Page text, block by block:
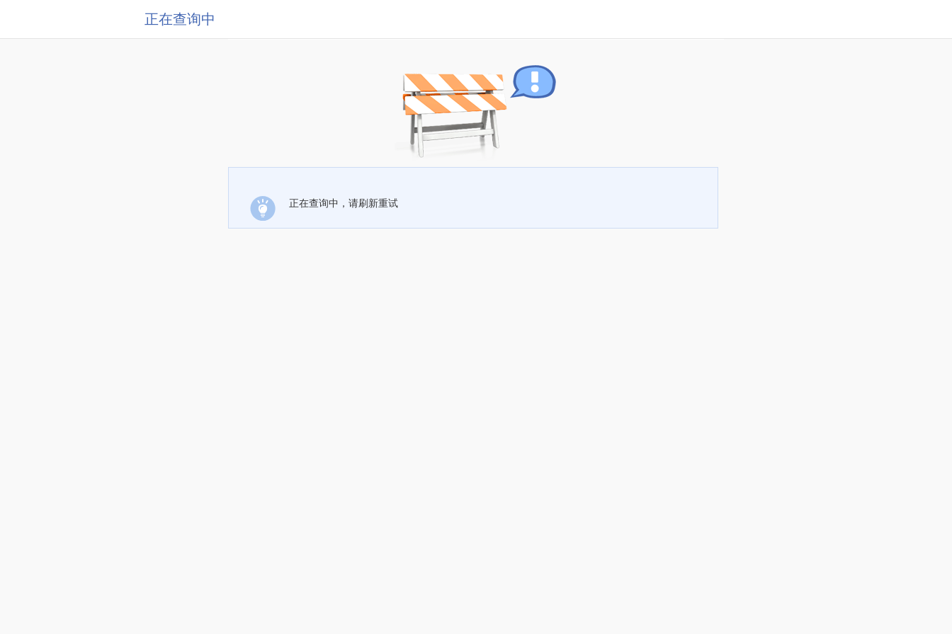
正在查询中
正在查询中，请刷新重试